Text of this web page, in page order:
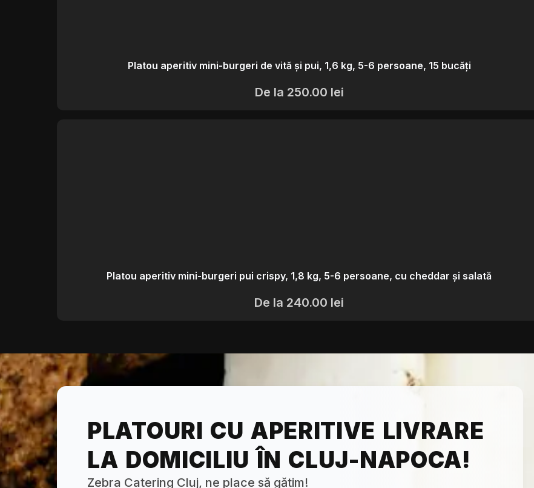
Platou aperitiv mini-burgeri de vită și pui, 1,6 kg, 5-6 persoane, 15 bucăți
De la 250.00 lei
Platou aperitiv mini-burgeri pui crispy, 1,8 kg, 5-6 persoane, cu cheddar și salată
De la 240.00 lei
PLATOURI CU APERITIVE LIVRARE
LA DOMICILIU ÎN CLUJ-NAPOCA!
Zebra Catering Cluj, ne place să gătim!